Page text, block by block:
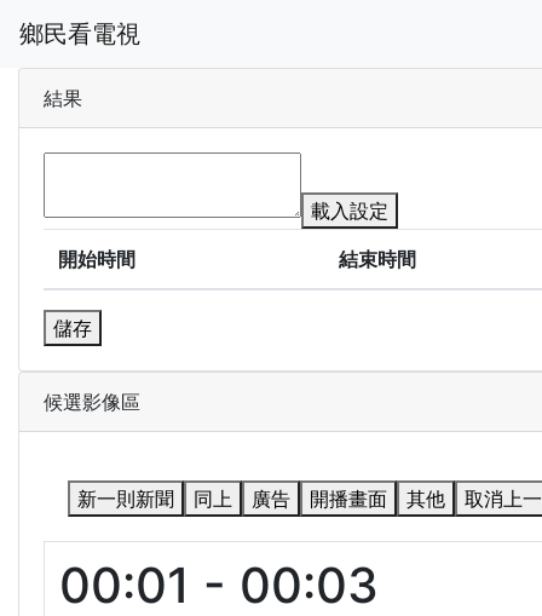
鄉民看電視
結果
載入設定
開始時間
結束時間
儲存
候選影像區
新一則新聞 同上 廣告 開播畫面 其他 取消上
00:01 - 00:03